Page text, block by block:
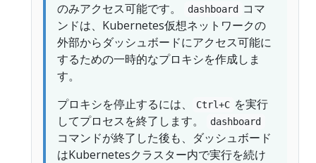
のみアクセス可能です。
dashboard
コマ
ンドは、Kubernetes仮想ネットワークの
外部からダッシュボードにアクセス可能に
するための一時的なプロキシを作成しま
す。
プロキシを停止するには、
Ctrl+C を実行
してプロセスを終了します。
dashboard
コマンドが終了した後も、ダッシュボード
はKubernetesクラスター内で実行を続け